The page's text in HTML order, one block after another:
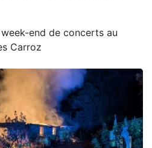
end de concerts au
Carroz